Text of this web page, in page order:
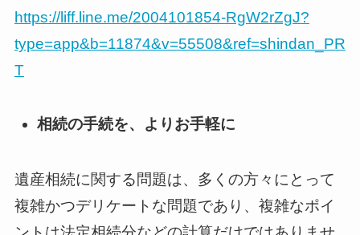
https://liff.line.me/2004101854-RgW2rZgJ?
type=app&b=11874&v=55508&ref=shindan_PR
T
相続の手続を、よりお手軽に
遺産相続に関する問題は、多くの方々にとって
複雑かつデリケートな問題であり、複雑なポイ